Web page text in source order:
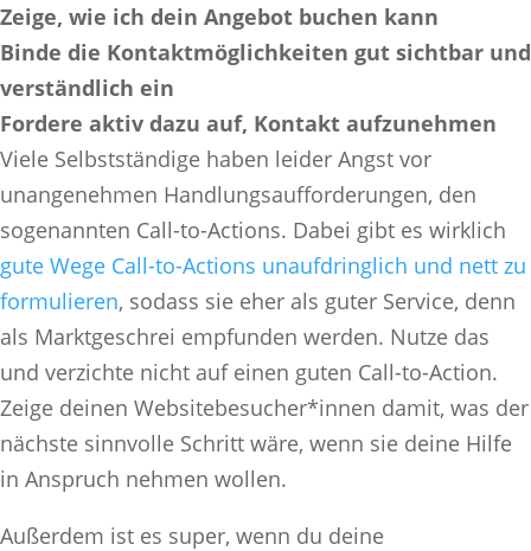
Zeige, wie ich dein Angebot buchen kann
Binde die Kontaktmöglichkeiten gut sichtbar und
verständlich ein
Fordere aktiv dazu auf, Kontakt aufzunehmen
Viele Selbstständige haben leider Angst vor
unangenehmen Handlungsaufforderungen, den
sogenannten Call-to-Actions. Dabei gibt es wirklich
gute Wege Call-to-Actions unaufdringlich und nett zu
formulieren, sodass sie eher als guter Service, denn
als Marktgeschrei empfunden werden. Nutze das
und verzichte nicht auf einen guten Call-to-Action.
Zeige deinen Websitebesucher*innen damit, was der
nächste sinnvolle Schritt wäre, wenn sie deine Hilfe
in Anspruch nehmen wollen.
Außerdem ist es super, wenn du deine